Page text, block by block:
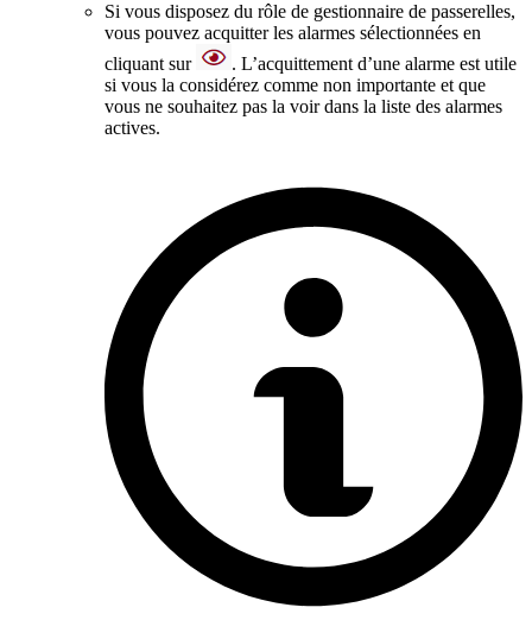
Si vous disposez du rôle de gestionnaire de passerelles,
vous pouvez acquitter les alarmes sélectionnées en
cliquant sur
. L’acquittement d’une alarme est utile
si vous la considérez comme non importante et que
vous ne souhaitez pas la voir dans la liste des alarmes
actives.